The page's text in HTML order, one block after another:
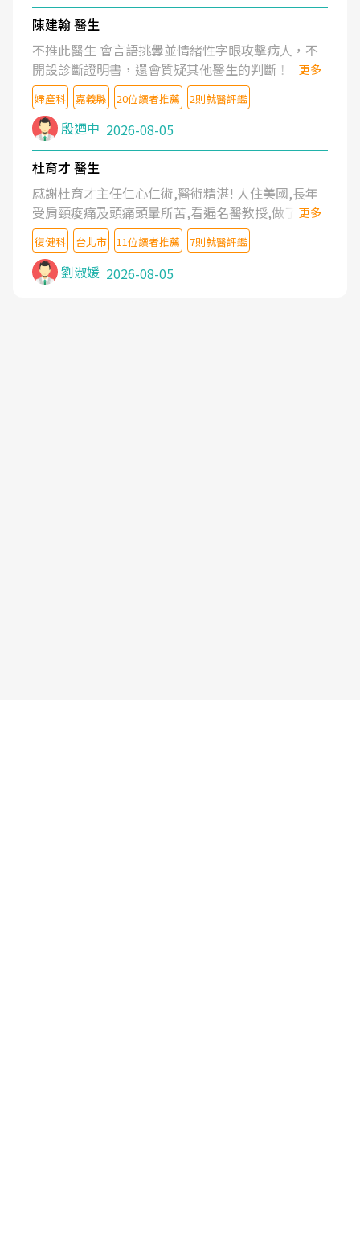
陳建翰 醫生
不推此醫生 會言語挑釁並情緒性字眼攻擊病人，不
開設診斷證明書，還會質疑其他醫生的判斷！
更多
婦產科 嘉義縣 20位讀者推薦 2則就醫評鑑
殷迺中 2026-08-05
杜育才 醫生
感謝杜育才主任仁心仁術,醫術精湛! 人住美國,長年
受肩頸痠痛及頭痛頭暈所苦,看遍名醫教授,做了各種
檢查,也嘗試過西醫打針,中醫針灸及物理徒手治療都
沒有用,後來連吃到嗎啡類止痛藥都效果有限,只是壓
症狀,沒多久就痛起來,多年失眠嚴重影響生活品質.
台灣親友介紹忠孝醫院杜育才主任是頸頭症候群專
更多
復健科 台北市 11位讀者推薦 7則就醫評鑑
劉淑媛 2026-08-05